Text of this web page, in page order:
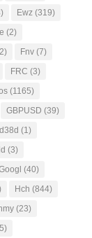
Ewz (319)
(2)
Fnv (7)
FRC (3)
(1165)
GBPUSD (39)
(1)
(3)
(40)
Hch (844)
hmy (23)